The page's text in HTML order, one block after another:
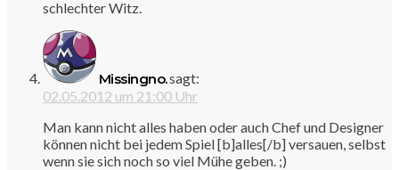
schlechter Witz.
Missingno.sagt:
02.05.2012 um 21:00 Uhr
Man kann nicht alles haben oder auch Chef und Designer
können nicht bei jedem Spiel [b]alles[/b] versauen, selbst
wenn sie sich noch so viel Mühe geben. ;)